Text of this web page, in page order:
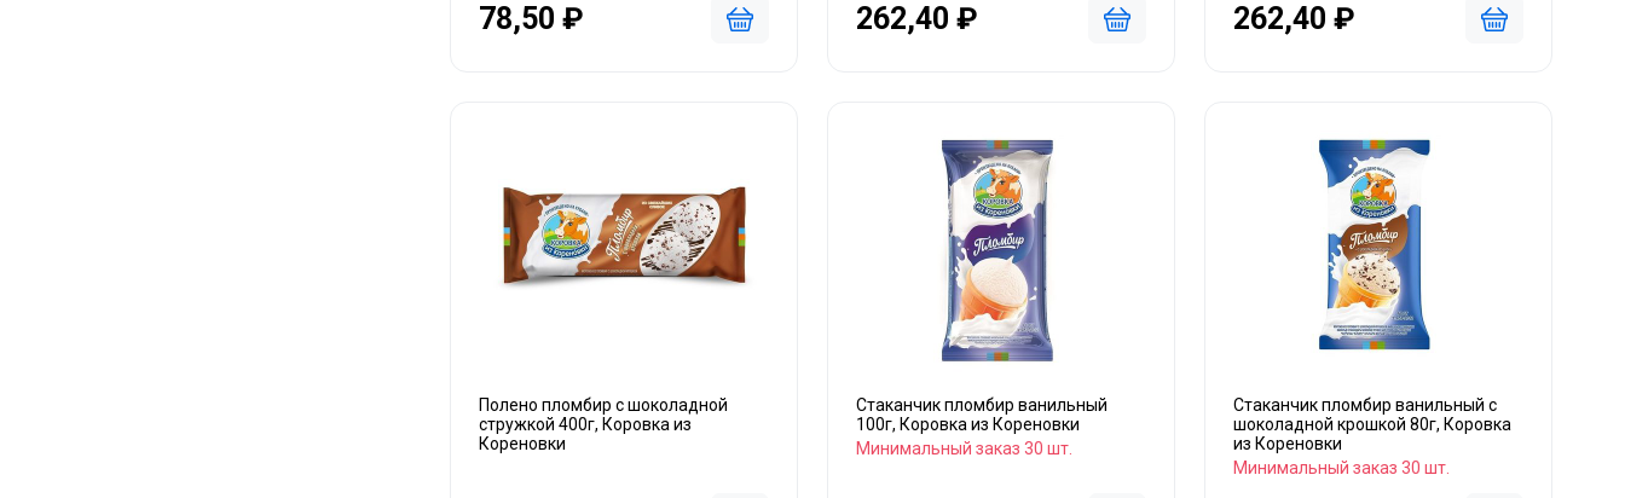
78,50 ₽ 262,40 ₽ 262,40 ₽
Полено пломбир с шоколадной
стружкой 400г, Коровка из
Кореновки
Стаканчик пломбир ванильный
100г, Коровка из Кореновки
Минимальный заказ 30 шт.
Стаканчик пломбир ванильный с
шоколадной крошкой 80г, Коровка
из Кореновки
Минимальный заказ 30 шт.